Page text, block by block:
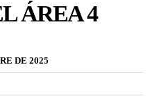
ÁREA 4
DE 2025